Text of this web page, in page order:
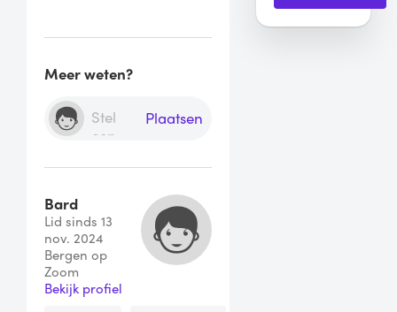
Meer weten?
Plaatsen
Bard
Lid sinds 13
nov. 2024
Bergen op
Zoom
Bekijk profiel